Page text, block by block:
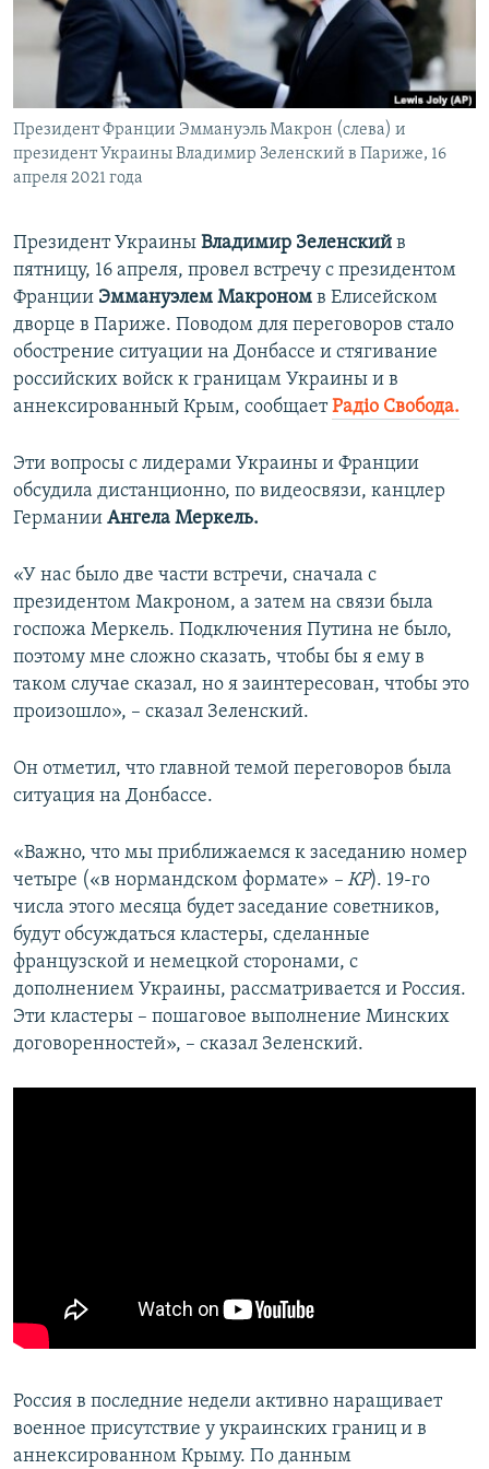
ПОБЕДИТЕЛЕЙ НЕ СУДЯТ?
КРЫМ.НЕПОКОРЕННЫЙ
ELIFBE
УКРАИНСКАЯ ПРОБЛЕМА КРЫМА
ПРИСОЕДИНЯЙТЕСЬ!
Все сайты RFE/RL
Президент Франции Эммануэль Макрон (слева) и
президент Украины Владимир Зеленский в Париже, 16
апреля 2021 года
Президент Украины Владимир Зеленский в
пятницу, 16 апреля, провел встречу с президентом
Франции Эммануэлем Макроном в Елисейском
дворце в Париже. Поводом для переговоров стало
обострение ситуации на Донбассе и стягивание
российских войск к границам Украины и в
аннексированный Крым, сообщаетРадiо Свобода.
Эти вопросы с лидерами Украины и Франции
обсудила дистанционно, по видеосвязи, канцлер
Германии Ангела Меркель.
«У нас было две части встречи, сначала с
президентом Макроном, а затем на связи была
госпожа Меркель. Подключения Путина не было,
поэтому мне сложно сказать, чтобы бы я ему в
таком случае сказал, но я заинтересован, чтобы это
произошло», – сказал Зеленский.
Он отметил, что главной темой переговоров была
ситуация на Донбассе.
«Важно, что мы приближаемся к заседанию номер
четыре («в нормандском формате» – КР). 19-го
числа этого месяца будет заседание советников,
будут обсуждаться кластеры, сделанные
французской и немецкой сторонами, с
дополнением Украины, рассматривается и Россия.
Эти кластеры – пошаговое выполнение Минских
договоренностей», – сказал Зеленский.
Россия в последние недели активно наращивает
военное присутствие у украинских границ и в
аннексированном Крыму. По данным